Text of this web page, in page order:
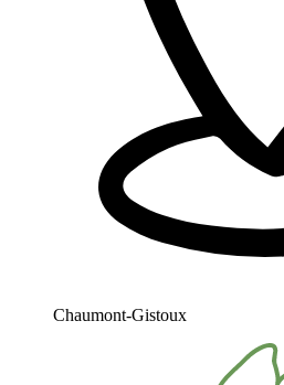
Chaumont-Gistoux